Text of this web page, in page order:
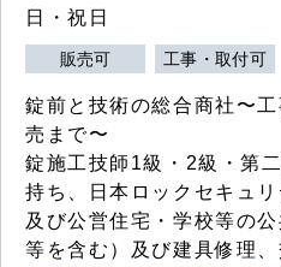
日・祝日
販売可 工事・取付可
錠前と技術の総合商社〜
売まで〜
錠施工技師1級・2級・第
持ち、日本ロックセキュ
及び公営住宅・学校等の
等を含む）及び建具修理、